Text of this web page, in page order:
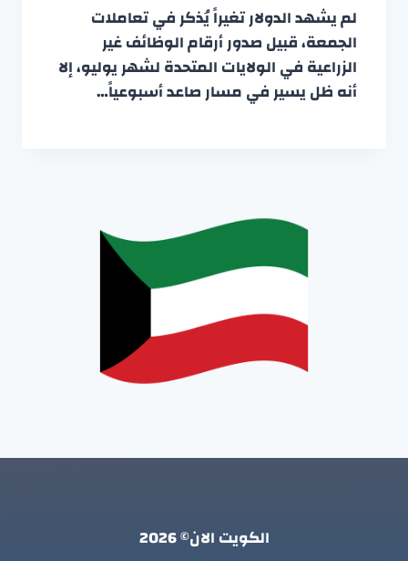
لم يشهد الدولار تغيراً يُذكر في تعاملات
الجمعة، قبيل صدور أرقام الوظائف غير
الزراعية في الولايات المتحدة لشهر يوليو، إلا
أنه ظل يسير في مسار صاعد أسبوعياً…
الكويت الان© 2026